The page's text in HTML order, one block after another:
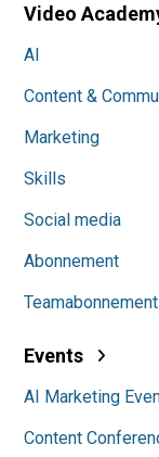
Video
AI
Content &
Marketing
Skills
Social media
Abonnement
Teamabonnement
Events
AI Marketing
Content